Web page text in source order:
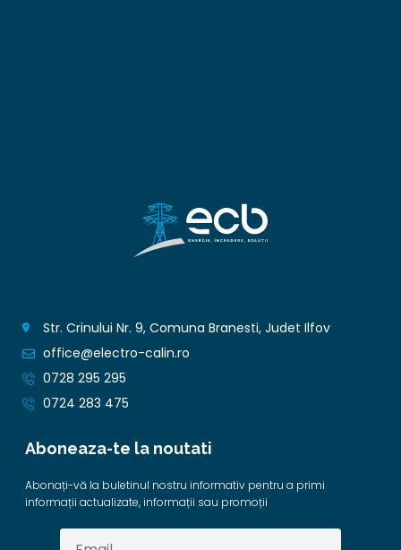
Str. Crinului Nr. 9, Comuna Branesti, Judet Ilfov
office@electro-calin.ro
0728 295 295
0724 283 475
Aboneaza-te la noutati
Abonați-vă la buletinul nostru informativ pentru a primi
informații actualizate, informații sau promoții